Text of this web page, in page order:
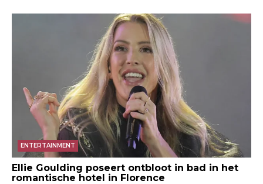
ENTERTAINMENT
Ellie Goulding poseert ontbloot in bad in het
romantische hotel in Florence